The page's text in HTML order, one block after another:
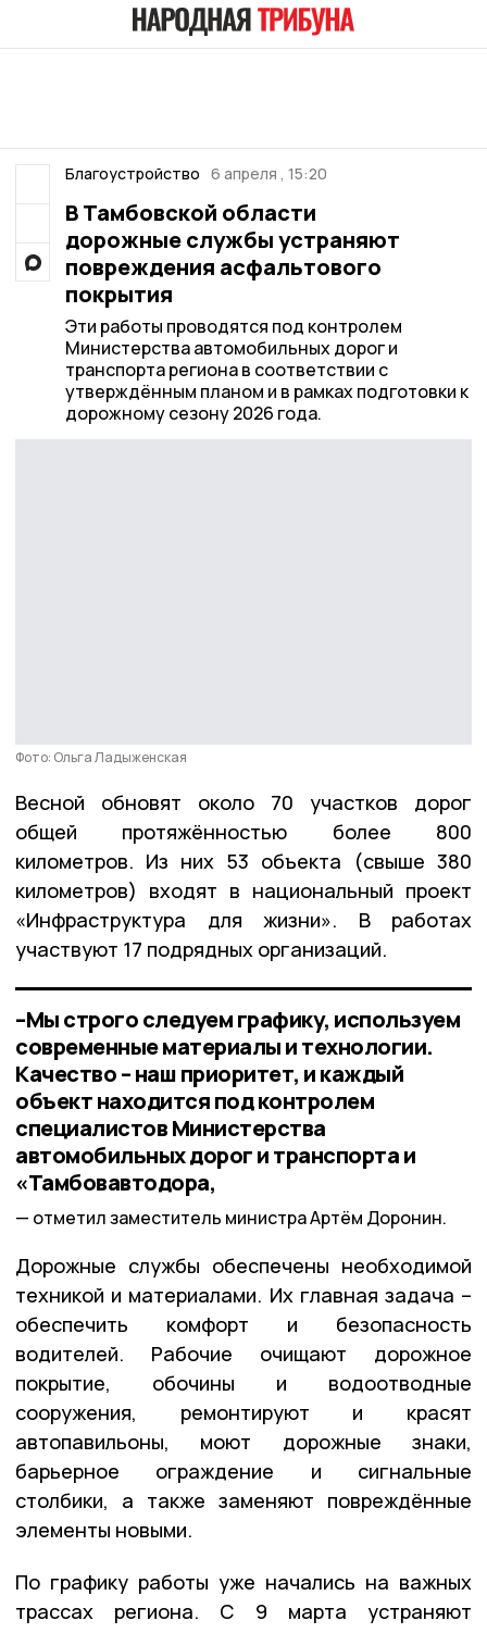
Благоустройство 6 апреля , 15:20
В Тамбовской области
дорожные службы устраняют
повреждения асфальтового
покрытия
Эти работы проводятся под контролем
Министерства автомобильных дорог и
транспорта региона в соответствии с
утверждённым планом и в рамках подготовки к
дорожному сезону 2026 года.
Фото: Ольга Ладыженская
Весной обновят около 70 участков дорог
общей протяжённостью более 800
километров. Из них 53 объекта (свыше 380
километров) входят в национальный проект
«Инфраструктура для жизни». В работах
участвуют 17 подрядных организаций.
–Мы строго следуем графику, используем
современные материалы и технологии.
Качество – наш приоритет, и каждый
объект находится под контролем
специалистов Министерства
автомобильных дорог и транспорта и
«Тамбовавтодора,
отметил заместитель министра Артём Доронин.
Дорожные службы обеспечены необходимой
техникой и материалами. Их главная задача –
обеспечить комфорт и безопасность
водителей. Рабочие очищают дорожное
покрытие, обочины и водоотводные
сооружения, ремонтируют и красят
автопавильоны, моют дорожные знаки,
барьерное ограждение и сигнальные
столбики, а также заменяют повреждённые
элементы новыми.
По графику работы уже начались на важных
трассах региона. С 9 марта устраняют